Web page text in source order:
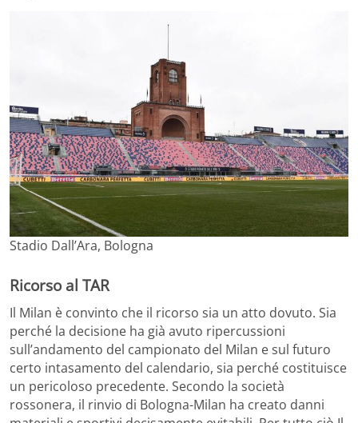
Stadio Dall’Ara, Bologna
Ricorso al TAR
Il Milan è convinto che il ricorso sia un atto dovuto. Sia
perché la decisione ha già avuto ripercussioni
sull’andamento del campionato del Milan e sul futuro
certo intasamento del calendario, sia perché costituisce
un pericoloso precedente. Secondo la società
rossonera, il rinvio di Bologna-Milan ha creato danni